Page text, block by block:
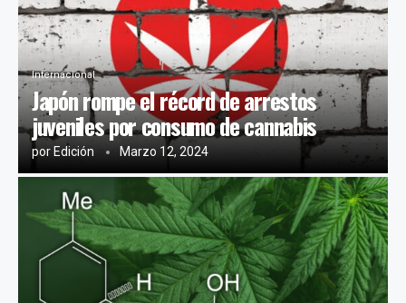
Internacional
Japón rompe el récord de arrestos
juveniles por consumo de cannabis
por Edición Marzo 12, 2024